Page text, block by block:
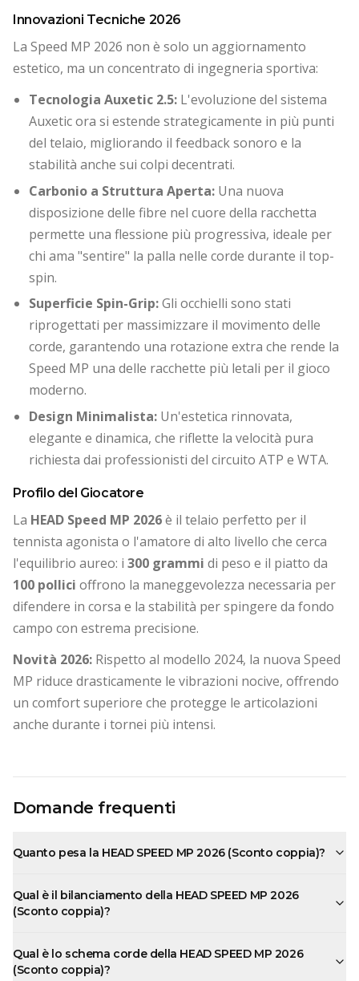
Innovazioni Tecniche 2026
La Speed MP 2026 non è solo un aggiornamento
estetico, ma un concentrato di ingegneria sportiva:
Tecnologia Auxetic 2.5: L'evoluzione del sistema
Auxetic ora si estende strategicamente in più punti
del telaio, migliorando il feedback sonoro e la
stabilità anche sui colpi decentrati.
Carbonio a Struttura Aperta: Una nuova
disposizione delle fibre nel cuore della racchetta
permette una flessione più progressiva, ideale per
chi ama "sentire" la palla nelle corde durante il top-
spin.
Superficie Spin-Grip:Gli occhielli sono stati
riprogettati per massimizzare il movimento delle
corde, garantendo una rotazione extra che rende la
Speed MP una delle racchette più letali per il gioco
moderno.
Design Minimalista: Un'estetica rinnovata,
elegante e dinamica, che riflette la velocità pura
richiesta dai professionisti del circuito ATP e WTA.
Profilo del Giocatore
La HEAD Speed MP 2026è il telaio perfetto per il
tennista agonista o l'amatore di alto livello che cerca
l'equilibrio aureo: i 300 grammi di peso e il piatto da
100 pollici offrono la maneggevolezza necessaria per
difendere in corsa e la stabilità per spingere da fondo
campo con estrema precisione.
Novità 2026: Rispetto al modello 2024, la nuova Speed
MP riduce drasticamente le vibrazioni nocive, offrendo
un comfort superiore che protegge le articolazioni
anche durante i tornei più intensi.
Domande frequenti
Quanto pesa la HEAD SPEED MP 2026 (Sconto coppia)?
Qual è il bilanciamento della HEAD SPEED MP 2026
(Sconto coppia)?
Qual è lo schema corde della HEAD SPEED MP 2026
(Sconto coppia)?